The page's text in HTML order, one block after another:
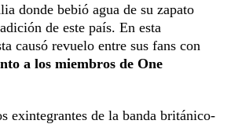
donde bebió agua de su zapato
de este país. En esta
causó revuelo entre sus fans con
a los miembros de One
exintegrantes de la banda británico-